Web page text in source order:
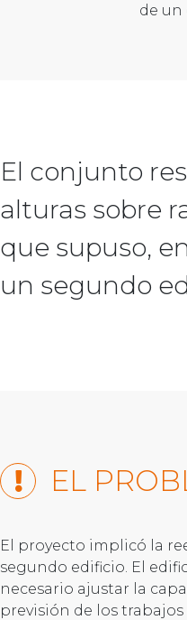
de un
El conjunto
alturas sobre
que supuso,
un segundo
EL
El proyecto implicó la
segundo edificio. El
necesario ajustar la
previsión de los